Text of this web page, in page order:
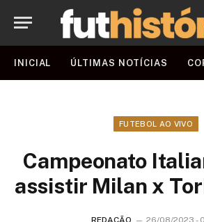
INICIAL ÚLTIMAS NOTÍCIAS
FUTEBOL AO VIVO
Campeonato
assistir Milan x
REDAÇÃO 26/08/2023 -